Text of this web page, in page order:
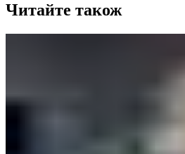
Читайте також